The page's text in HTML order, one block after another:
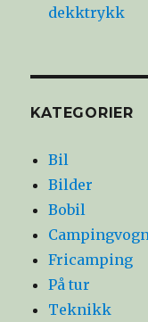
dekktrykk
KATEGORIER
Bil
Bilder
Bobil
Campingvogn
Fricamping
På tur
Teknikk